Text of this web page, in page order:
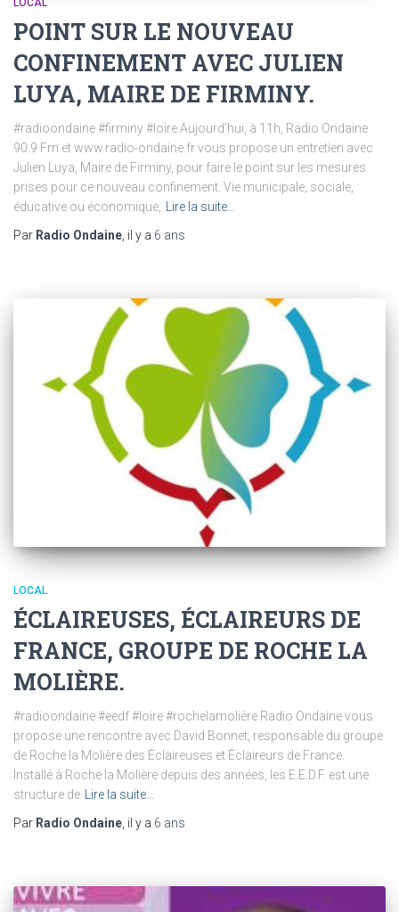
LOCAL
POINT SUR LE NOUVEAU
CONFINEMENT AVEC JULIEN
LUYA, MAIRE DE FIRMINY.
#radioondaine #firminy #loire Aujourd’hui, à 11h, Radio Ondaine
90.9 Fm et www.radio-ondaine.fr vous propose un entretien avec
Julien Luya, Maire de Firminy, pour faire le point sur les mesures
prises pour ce nouveau confinement. Vie municipale, sociale,
éducative ou économique,
Lire la suite…
Par Radio Ondaine , il y a 6 ans
LOCAL
ÉCLAIREUSES, ÉCLAIREURS DE
FRANCE, GROUPE DE ROCHE LA
MOLIÈRE.
#radioondaine #eedf #loire #rochelamolière Radio Ondaine vous
propose une rencontre avec David Bonnet, responsable du groupe
de Roche la Molière des Éclaireuses et Éclaireurs de France.
Installé à Roche la Molière depuis des années, les E.E.D.F. est une
structure de
Lire la suite…
Par Radio Ondaine , il y a 6 ans